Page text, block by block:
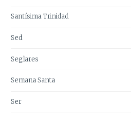
Santísima Trinidad
Sed
Seglares
Semana Santa
Ser